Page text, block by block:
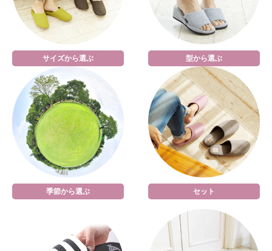
サイズから選ぶ 型から選ぶ
季節から選ぶ セット